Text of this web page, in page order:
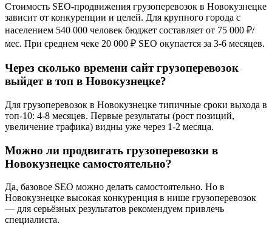
Стоимость SEO-продвижения грузоперевозок в Новокузнецке
зависит от конкуренции и целей. Для крупного города с
населением 540 000 человек бюджет составляет от 75 000 ₽/
мес. При среднем чеке 20 000 ₽ SEO окупается за 3-6 месяцев.
Через сколько времени сайт грузоперевозок
выйдет в топ в Новокузнецке?
Для грузоперевозок в Новокузнецке типичные сроки выхода в
топ-10: 4-8 месяцев. Первые результаты (рост позиций,
увеличение трафика) видны уже через 1-2 месяца.
Можно ли продвигать грузоперевозки в
Новокузнецке самостоятельно?
Да, базовое SEO можно делать самостоятельно. Но в
Новокузнецке высокая конкуренция в нише грузоперевозок
— для серьёзных результатов рекомендуем привлечь
специалиста.